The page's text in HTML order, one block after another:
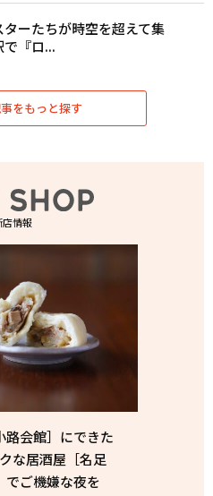
ターたちが時空を超えて集
『ロ...
をもっと探す
店情報
路会館］にできた
な居酒屋［名足
でご機嫌な夜を